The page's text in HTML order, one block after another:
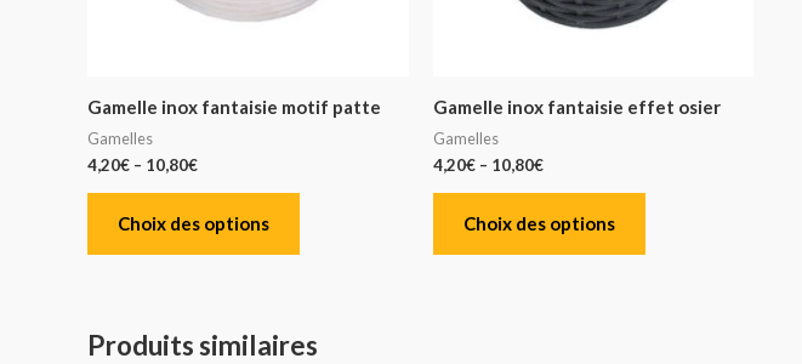
Gamelle inox fantaisie motif patte
Gamelles
4,20€ – 10,80€
Choix des options
Gamelle inox fantaisie effet osier
Gamelles
4,20€– 10,80€
Choix des options
Produits similaires